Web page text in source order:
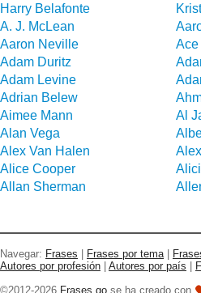
Harry Belafonte
A. J. McLean
Aaron Neville
Ace
Adam Duritz
Adam Levine
Adrian Belew
Aimee Mann
Al
Alan Vega
Alex Van Halen
Alice Cooper
Allan Sherman
Navegar: Frases | Frases por tema |
Autores por profesión | Autores por país |
©2012-2026 Frases go se ha creado con